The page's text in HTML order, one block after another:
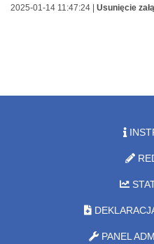
2025-01-14 11:47:24 | Usunięcie
PANEL